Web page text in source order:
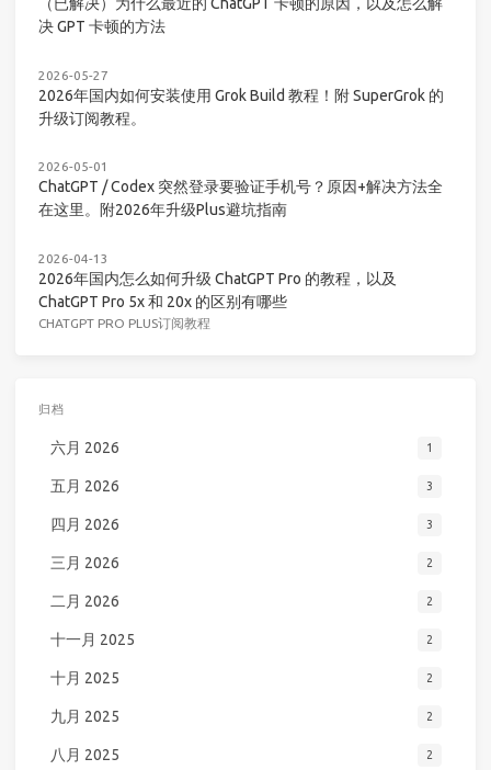
决 GPT 卡顿的方法
2026-05-27
2026年国内如何安装使用 Grok Build 教程！附 SuperGrok 的
升级订阅教程。
2026-05-01
ChatGPT / Codex 突然登录要验证手机号？原因+解决方法全
在这里。附2026年升级Plus避坑指南
2026-04-13
2026年国内怎么如何升级 ChatGPT Pro 的教程，以及
ChatGPT Pro 5x 和 20x 的区别有哪些
CHATGPT PRO PLUS订阅教程
归档
六月 2026 1
五月 2026 3
四月 2026 3
三月 2026 2
二月 2026 2
十一月 2025 2
十月 2025 2
九月 2025 2
八月 2025 2